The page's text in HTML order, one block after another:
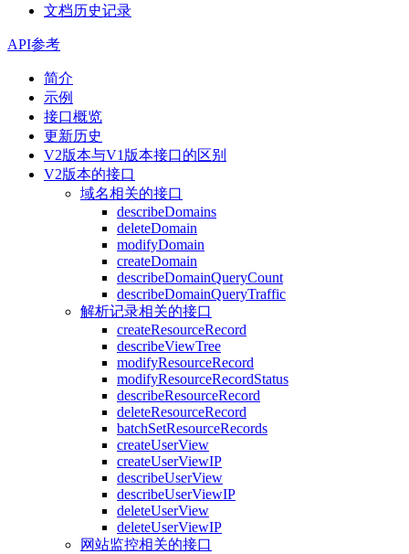
文档历史记录
API参考
简介
示例
接口概览
更新历史
V2版本与V1版本接口的区别
V2版本的接口
域名相关的接口
describeDomains
deleteDomain
modifyDomain
createDomain
describeDomainQueryCount
describeDomainQueryTraffic
解析记录相关的接口
createResourceRecord
describeViewTree
modifyResourceRecord
modifyResourceRecordStatus
describeResourceRecord
deleteResourceRecord
batchSetResourceRecords
createUserView
createUserViewIP
describeUserView
describeUserViewIP
deleteUserView
deleteUserViewIP
网站监控相关的接口